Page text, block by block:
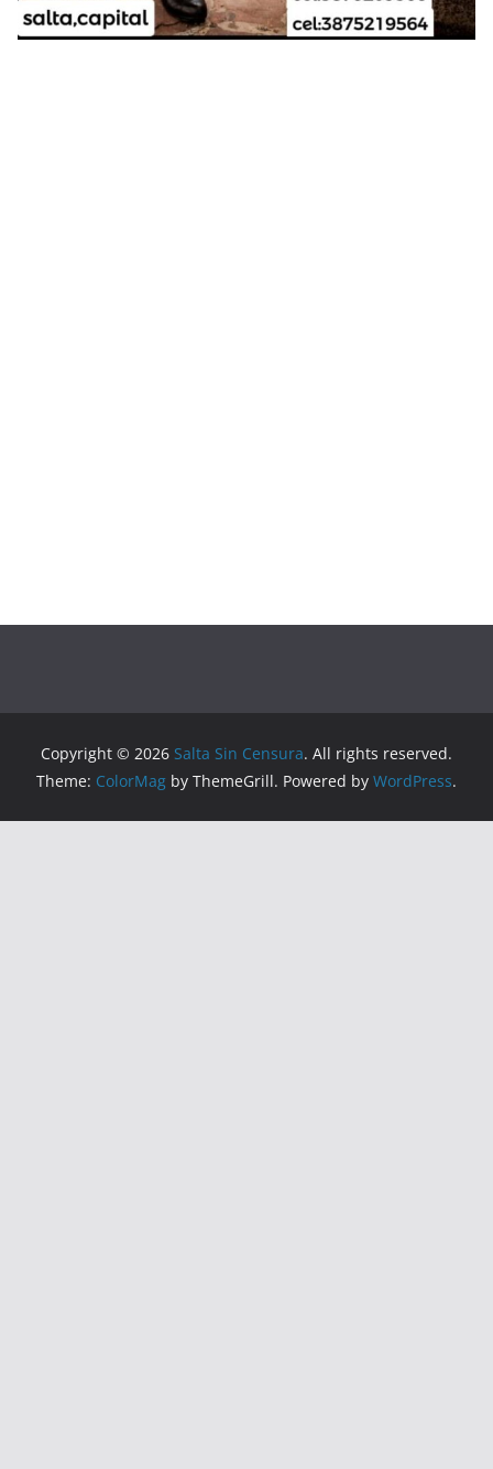
Copyright © 2026 Salta Sin Censura. All rights reserved.
Theme: ColorMag by ThemeGrill. Powered by WordPress.